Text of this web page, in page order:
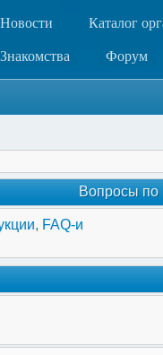
Новости Каталог
Знакомства Форум
Вопросы по
FAQ-и